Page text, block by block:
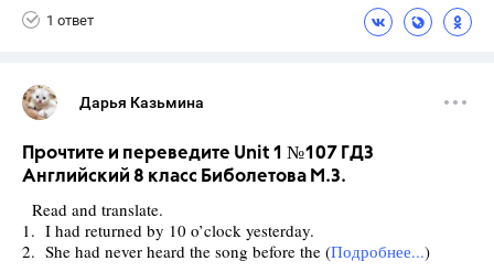
1 ответ
Дарья Казьмина
Прочтите и переведите Unit 1 №107 ГДЗ
Английский 8 класс Биболетова М.З.
Read and translate.
1. I had returned by 10 o’clock yesterday.
2. She had never heard the song before the (Подробнее...)